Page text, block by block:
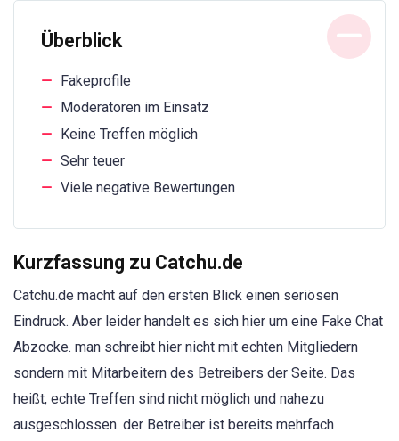
Überblick
Fakeprofile
Moderatoren im Einsatz
Keine Treffen möglich
Sehr teuer
Viele negative Bewertungen
Kurzfassung zu Catchu.de
Catchu.de macht auf den ersten Blick einen seriösen
Eindruck. Aber leider handelt es sich hier um eine Fake Chat
Abzocke. man schreibt hier nicht mit echten Mitgliedern
sondern mit Mitarbeitern des Betreibers der Seite. Das
heißt, echte Treffen sind nicht möglich und nahezu
ausgeschlossen. der Betreiber ist bereits mehrfach